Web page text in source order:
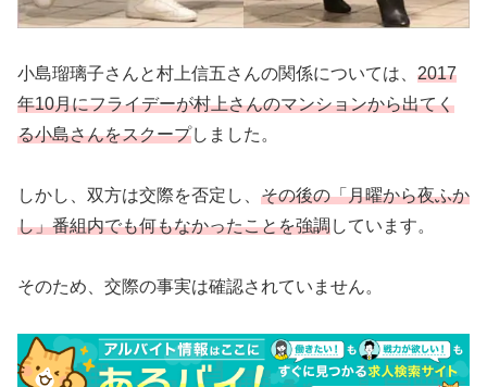
小島瑠璃子さんと村上信五さんの関係については、 2017
年10月にフライデーが村上さんのマンションから出てく
る小島さんをスクープしました。
しかし、双方は交際を否定し、 その後の「月曜から夜ふか
し」番組内でも何もなかったことを強調しています。
そのため、交際の事実は確認されていません。